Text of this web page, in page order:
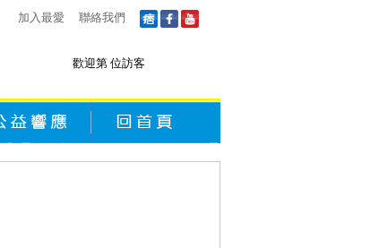
加入最愛 聯絡我們
歡迎第 位訪客